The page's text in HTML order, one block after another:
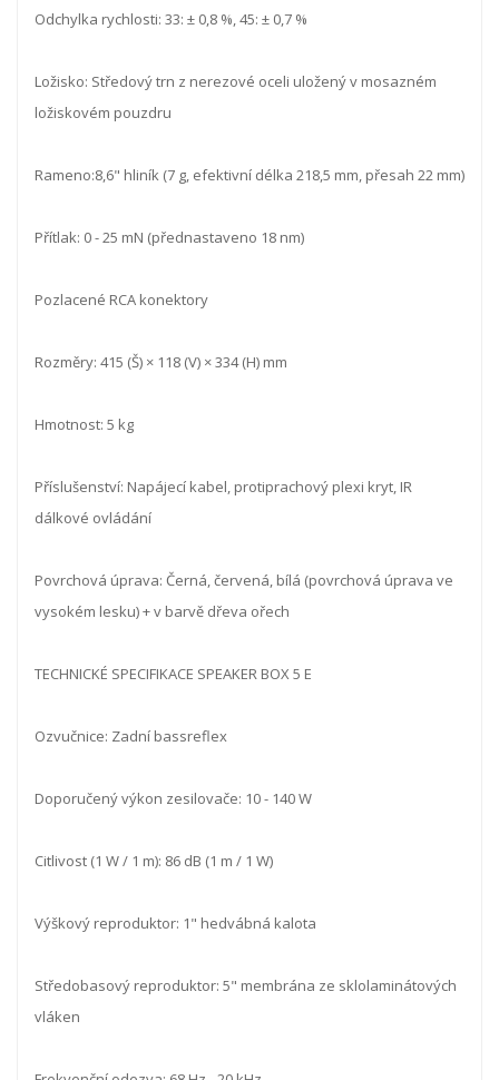
Odchylka rychlosti: 33: ± 0,8 %, 45: ± 0,7 %
Ložisko: Středový trn z nerezové oceli uložený v mosazném
ložiskovém pouzdru
Rameno:8,6" hliník (7 g, efektivní délka 218,5 mm, přesah 22 mm)
Přítlak: 0 - 25 mN (přednastaveno 18 nm)
Pozlacené RCA konektory
Rozměry: 415 (Š) × 118 (V) × 334 (H) mm
Hmotnost: 5 kg
Příslušenství: Napájecí kabel, protiprachový plexi kryt, IR
dálkové ovládání
Povrchová úprava: Černá, červená, bílá (povrchová úprava ve
vysokém lesku) + v barvě dřeva ořech
TECHNICKÉ SPECIFIKACE SPEAKER BOX 5 E
Ozvučnice: Zadní bassreflex
Doporučený výkon zesilovače: 10 - 140 W
Citlivost (1 W / 1 m): 86 dB (1 m / 1 W)
Výškový reproduktor: 1" hedvábná kalota
Středobasový reproduktor: 5" membrána ze sklolaminátových
vláken